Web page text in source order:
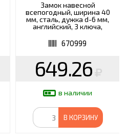
Замок навесной
всепогодный, ширина 40
мм, сталь, дужка d-6 мм,
английский, 3 ключа,
670999
649.26
в наличии
В КОРЗИНУ